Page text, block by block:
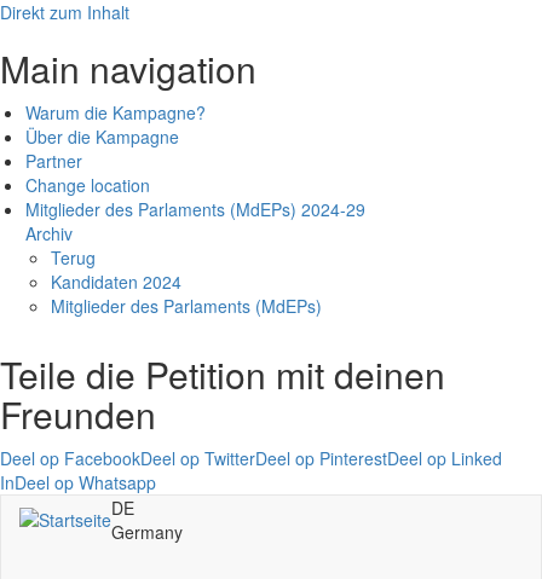
Direkt zum Inhalt
Main navigation
Warum die Kampagne?
Über die Kampagne
Partner
Change location
Mitglieder des Parlaments (MdEPs) 2024-29
Archiv
Terug
Kandidaten 2024
Mitglieder des Parlaments (MdEPs)
Teile die Petition mit deinen
Freunden
Deel op FacebookDeel op TwitterDeel op PinterestDeel op Linked
InDeel op Whatsapp
DE
Germany